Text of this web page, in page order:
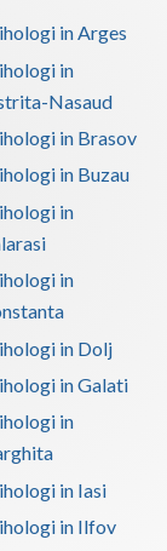
in Arges
in
Nasaud
in Brasov
in Buzau
in
in
in Dolj
in Galati
in
in Iasi
in Ilfov